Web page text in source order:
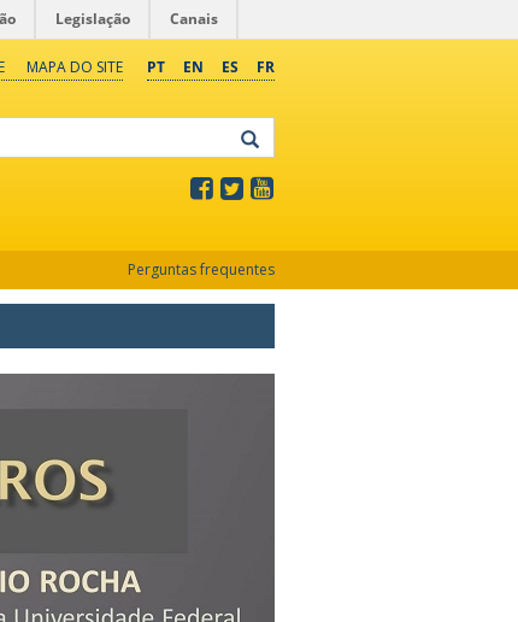
Legislação Canais
PT EN ES FR
MAPA DO SITE
Perguntas frequentes